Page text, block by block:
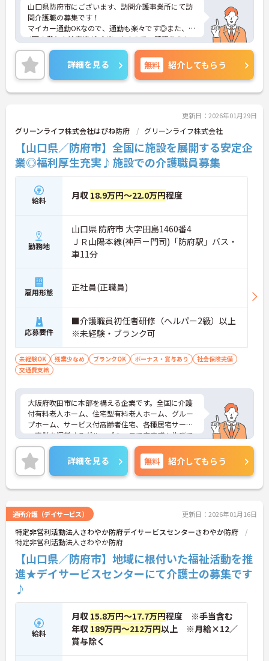
山口県防府市にございます、訪問介護事業所にて訪
問介護職の募集です！
マイカー通勤OKなので、通勤も楽々です◎また、年
4回の賞与支給実績がございますので、頑張りをし
っかりと評価する職場環境です♪
ご興味のある方は、マイナビ介護職までお問い合わ
せください。
詳細を見る 無料 紹介してもらう
更新日：2026年01月29日
グリーンライフ株式会社はぴね防府 グリーンライフ株式会社
【山口県／防府市】全国に施設を展開する安定企
業◎福利厚生充実♪施設での介護職員募集
給料 月収 18.9万円～22.0万円程度
勤務地
山口県 防府市 大字田島1460番4
ＪＲ山陽本線(神戸－門司)「防府駅」バス・
車11分
雇用形態 正社員(正職員)
応募要件
■介護職員初任者研修（ヘルパー2級）以上
※未経験・ブランク可
未経験OK 残業少なめ ブランクOK ボーナス・賞与あり
社会保険完備
交通費支給
大阪府吹田市に本部を構える企業です。全国に介護
付有料老人ホーム、住宅型有料老人ホーム、グルー
プホーム、サービス付高齢者住宅、各種居宅サービ
ス事業を運営するグループの一員で安定感も抜群で
す。福利厚生等の待遇面の良さも魅力です。ご興味
のある方には、面接対策ポイントなど、さらに詳細
をお話しいたしますのでお気軽にご相談ください！
詳細を見る 無料 紹介してもらう
通所介護（デイサービス） 更新日：2026年01月16日
特定非営利活動法人さわやか防府デイサービスセンターさわやか防府
特定非営利活動法人さわやか防府
【山口県／防府市】地域に根付いた福祉活動を推
進★デイサービスセンターにて介護士の募集です
♪
給料
月収 15.8万円～17.7万円程度 ※手当含む
年収 189万円～212万円以上 ※月給×12／
賞与除く